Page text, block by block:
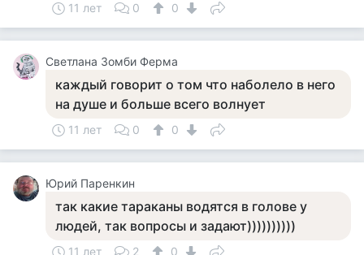
11 лет 0 0
Светлана Зомби Ферма
каждый говорит о том что наболело в него
на душе и больше всего волнует
11 лет 0 0
Юрий Паренкин
так какие тараканы водятся в голове у
людей, так вопросы и задают))))))))))
11 лет 2
0